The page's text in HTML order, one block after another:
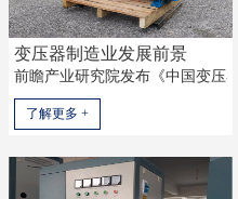
变压器制造业发展前景
前瞻产业研究院发布《中国变压
了解更多 +